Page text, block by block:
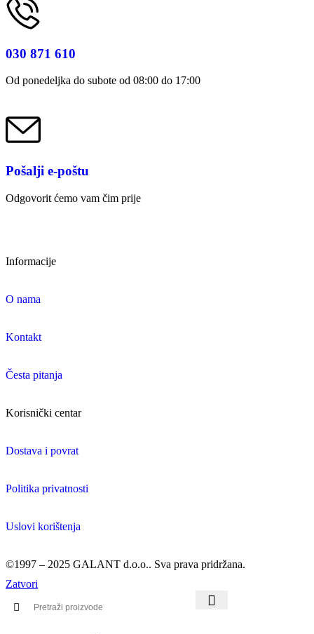
030 871 610
Od ponedeljka do subote od 08:00 do 17:00
Pošalji e-poštu
Odgovorit ćemo vam čim prije
Informacije
O nama
Kontakt
Česta pitanja
Korisnički centar
Dostava i povrat
Politika privatnosti
Uslovi korištenja
©1997 – 2025 GALANT d.o.o.. Sva prava pridržana.
Zatvori